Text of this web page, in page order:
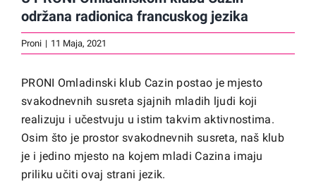
održana radionica francuskog jezika
Proni | 11 Maja, 2021
PRONI Omladinski klub Cazin postao je mjesto
svakodnevnih susreta sjajnih mladih ljudi koji
realizuju i učestvuju u istim takvim aktivnostima.
Osim što je prostor svakodnevnih susreta, naš klub
je i jedino mjesto na kojem mladi Cazina imaju
priliku učiti ovaj strani jezik.